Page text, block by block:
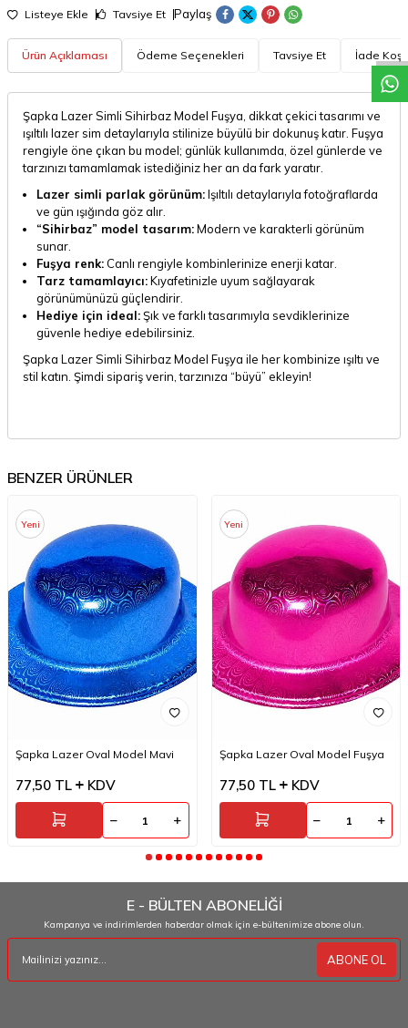
Listeye Ekle Tavsiye Et Paylaş
Ürün Açıklaması Ödeme Seçenekleri Tavsiye Et İade
Şapka Lazer Simli Sihirbaz Model Fuşya, dikkat çekici tasarımı ve
ışıltılı lazer sim detaylarıyla stilinize büyülü bir dokunuş katır. Fuşya
rengiyle öne çıkan bu model; günlük kullanımda, özel günlerde ve
tarzınızı tamamlamak istediğiniz her an da fark yaratır.
Lazer simli parlak görünüm:Işıltılı detaylarıyla fotoğraflarda
ve gün ışığında göz alır.
“Sihirbaz” model tasarım:Modern ve karakterli görünüm
sunar.
Fuşya renk: Canlı rengiyle kombinlerinize enerji katar.
Tarz tamamlayıcı:Kıyafetinizle uyum sağlayarak
görünümünüzü güçlendirir.
Hediye için ideal:Şık ve farklı tasarımıyla sevdiklerinize
güvenle hediye edebilirsiniz.
Şapka Lazer Simli Sihirbaz Model Fuşya ile her kombinize ışıltı ve
stil katın. Şimdi sipariş verin, tarzınıza “büyü” ekleyin!
BENZER ÜRÜNLER
Yeni
Şapka Lazer Oval Model Mavi
77,50 TL KDV
Yeni
Şapka Lazer Oval Model Fuşya
77,50TL KDV
E - BÜLTEN ABONELİĞİ
Kampanya ve indirimlerden haberdar olmak için e-bültenimize abone olun.
ABONE OL